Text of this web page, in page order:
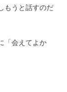
もうと話すのだ
「会えてよか